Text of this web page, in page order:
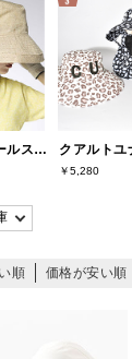
マリクレールスポール(marie claire sport)
￥5,280
順 価格が安い順